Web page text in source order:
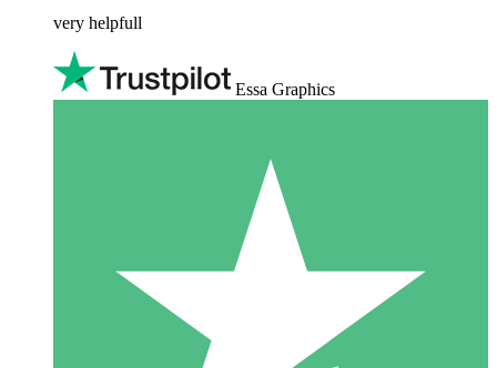
very helpfull
Essa Graphics